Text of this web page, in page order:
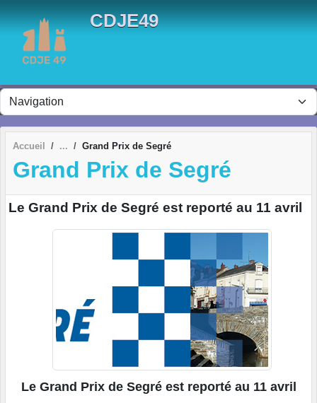
CDJE49
Accueil Grand Prix de Segré
Grand Prix de Segré
Le Grand Prix de Segré est reporté au 11 avril
Le Grand Prix de Segré est reporté au 11 avril